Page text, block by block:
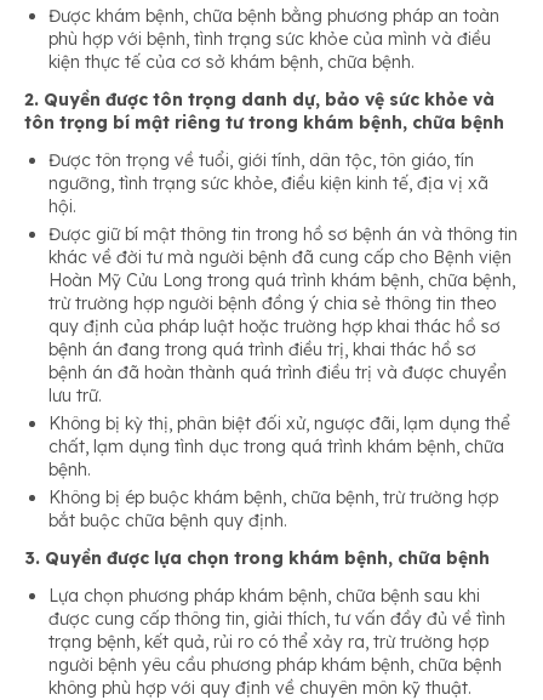
Được khám bệnh, chữa bệnh bằng phương pháp an toàn
phù hợp với bệnh, tình trạng sức khỏe của mình và điều
kiện thực tế của cơ sở khám bệnh, chữa bệnh.
2. Quyền được tôn trọng danh dự, bảo vệ sức khỏe và
tôn trọng bí mật riêng tư trong khám bệnh, chữa bệnh
Được tôn trọng về tuổi, giới tính, dân tộc, tôn giáo, tín
ngưỡng, tình trạng sức khỏe, điều kiện kinh tế, địa vị xã
hội.
Được giữ bí mật thông tin trong hồ sơ bệnh án và thông tin
khác về đời tư mà người bệnh đã cung cấp cho Bệnh viện
Hoàn Mỹ Cửu Long trong quá trình khám bệnh, chữa bệnh,
trừ trường hợp người bệnh đồng ý chia sẻ thông tin theo
quy định của pháp luật hoặc trường hợp khai thác hồ sơ
bệnh án đang trong quá trình điều trị, khai thác hồ sơ
bệnh án đã hoàn thành quá trình điều trị và được chuyển
lưu trữ.
Không bị kỳ thị, phân biệt đối xử, ngược đãi, lạm dụng thể
chất, lạm dụng tình dục trong quá trình khám bệnh, chữa
bệnh.
Không bị ép buộc khám bệnh, chữa bệnh, trừ trường hợp
bắt buộc chữa bệnh quy định.
3. Quyền được lựa chọn trong khám bệnh, chữa bệnh
Lựa chọn phương pháp khám bệnh, chữa bệnh sau khi
được cung cấp thông tin, giải thích, tư vấn đầy đủ về tình
trạng bệnh, kết quả, rủi ro có thể xảy ra, trừ trường hợp
người bệnh yêu cầu phương pháp khám bệnh, chữa bệnh
không phù hợp với quy định về chuyên môn kỹ thuật.